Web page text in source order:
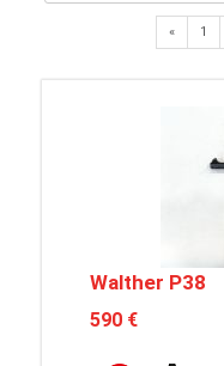
«Previous
1
Walther P38
590 €